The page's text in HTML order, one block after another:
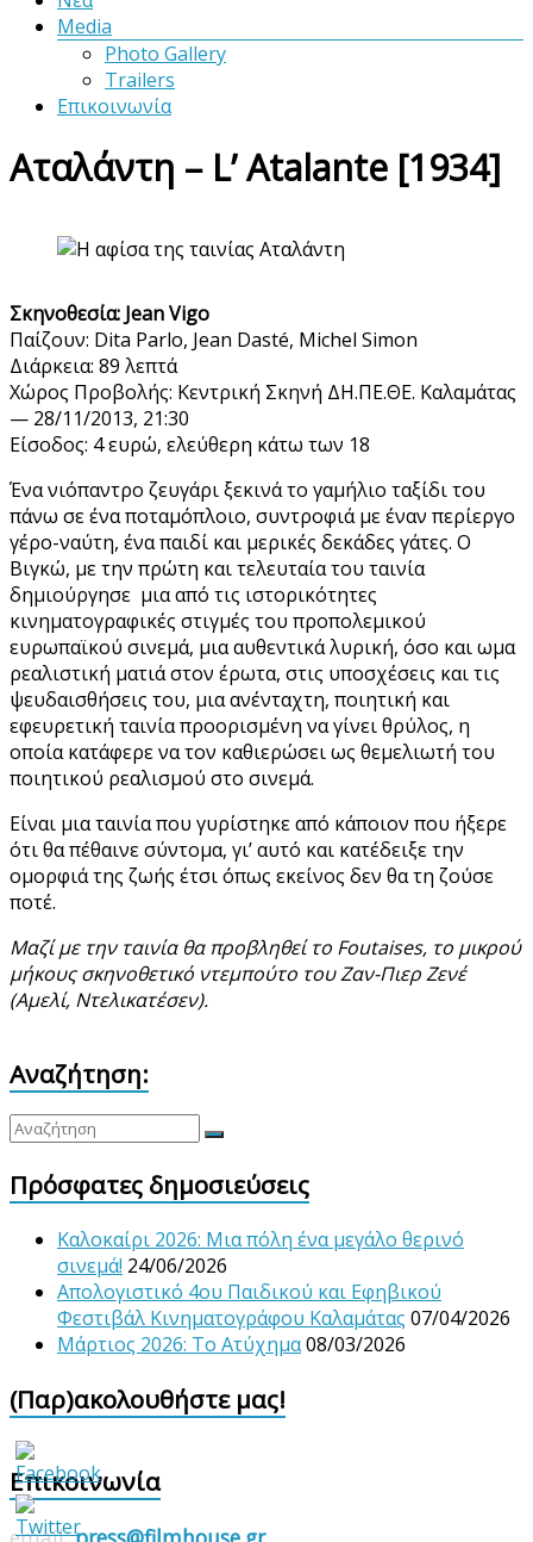
Media
Photo Gallery
Trailers
Επικοινωνία
Αταλάντη – L’ Atalante [1934]
Σκηνοθεσία: Jean Vigo
Παίζουν: Dita Parlo, Jean Dasté, Michel Simon
Διάρκεια: 89 λεπτά
Χώρος Προβολής: Κεντρική Σκηνή ΔΗ.ΠΕ.ΘΕ. Καλαμάτας
— 28/11/2013, 21:30
Είσοδος: 4 ευρώ, ελεύθερη κάτω των 18
Ένα νιόπαντρο ζευγάρι ξεκινά το γαμήλιο ταξίδι του
πάνω σε ένα ποταμόπλοιο, συντροφιά με έναν περίεργο
γέρο-ναύτη, ένα παιδί και μερικές δεκάδες γάτες. Ο
Βιγκώ, με την πρώτη και τελευταία του ταινία
δημιούργησε μια από τις ιστορικότητες
κινηματογραφικές στιγμές του προπολεμικού
ευρωπαϊκού σινεμά, μια αυθεντικά λυρική, όσο και ωμα
ρεαλιστική ματιά στον έρωτα, στις υποσχέσεις και τις
ψευδαισθήσεις του, μια ανένταχτη, ποιητική και
εφευρετική ταινία προορισμένη να γίνει θρύλος, η
οποία κατάφερε να τον καθιερώσει ως θεμελιωτή του
ποιητικού ρεαλισμού στο σινεμά.
Είναι μια ταινία που γυρίστηκε από κάποιον που ήξερε
ότι θα πέθαινε σύντομα, γι’ αυτό και κατέδειξε την
ομορφιά της ζωής έτσι όπως εκείνος δεν θα τη ζούσε
ποτέ.
Μαζί με την ταινία θα προβληθεί το Foutaises, το μικρού
μήκους σκηνοθετικό ντεμπούτο του Ζαν-Πιερ Ζενέ
(Αμελί, Ντελικατέσεν).
Αναζήτηση:
Πρόσφατες δημοσιεύσεις
Καλοκαίρι 2026: Μια πόλη ένα μεγάλο θερινό
σινεμά! 24/06/2026
Απολογιστικό 4ου Παιδικού και Εφηβικού
Φεστιβάλ Κινηματογράφου Καλαμάτας 07/04/2026
Μάρτιος 2026: Το Ατύχημα08/03/2026
(Παρ)ακολουθήστε μας!
Επικοινωνία